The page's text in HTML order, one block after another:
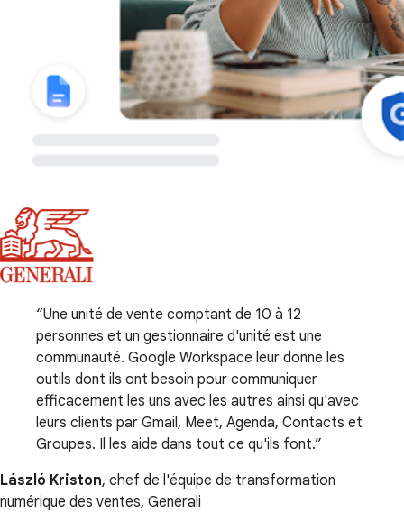
Une unité de vente comptant de 10 à 12
personnes et un gestionnaire d'unité est une
communauté. Google Workspace leur donne les
outils dont ils ont besoin pour communiquer
efficacement les uns avec les autres ainsi qu'avec
leurs clients par Gmail, Meet, Agenda, Contacts et
Groupes. Il les aide dans tout ce qu'ils font.
László Kriston, chef de l'équipe de transformation
numérique des ventes, Generali